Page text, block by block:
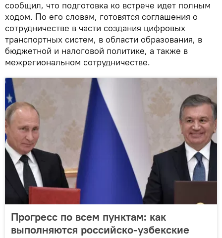
сообщил, что подготовка ко встрече идет полным
ходом. По его словам, готовятся соглашения о
сотрудничестве в части создания цифровых
транспортных систем, в области образования, в
бюджетной и налоговой политике, а также в
межрегиональном сотрудничестве.
Прогресс по всем пунктам: как
выполняются российско-узбекские